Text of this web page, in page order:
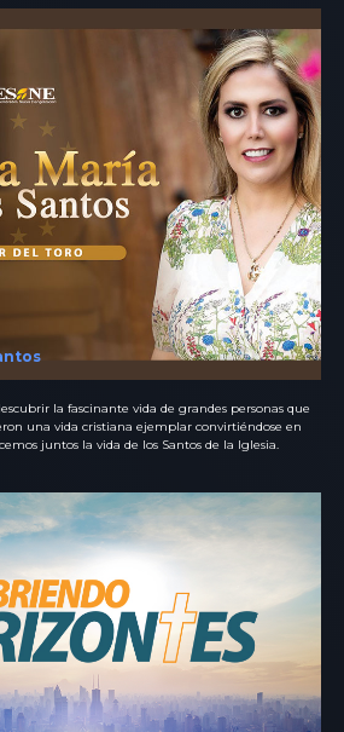
la fascinante vida de grandes personas que
una vida cristiana ejemplar convirtiéndose en
juntos la vida de los Santos de la Iglesia.